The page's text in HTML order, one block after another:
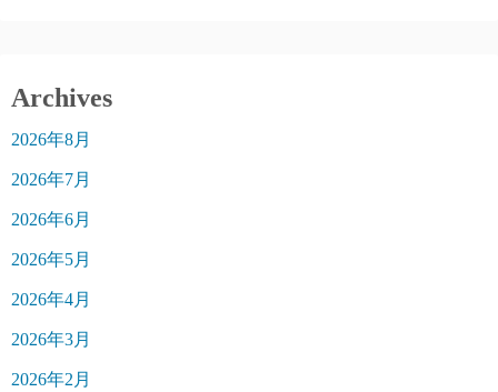
Archives
2026年8月
2026年7月
2026年6月
2026年5月
2026年4月
2026年3月
2026年2月